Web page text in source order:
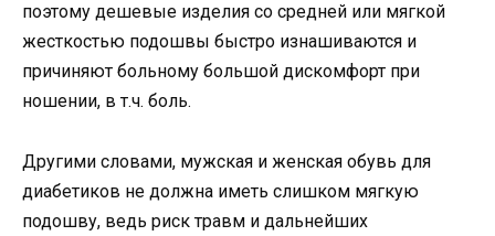
поэтому дешевые изделия со средней или мягкой
жесткостью подошвы быстро изнашиваются и
причиняют больному большой дискомфорт при
ношении, в т.ч. боль.
Другими словами, мужская и женская обувь для
диабетиков не должна иметь слишком мягкую
подошву, ведь риск травм и дальнейших